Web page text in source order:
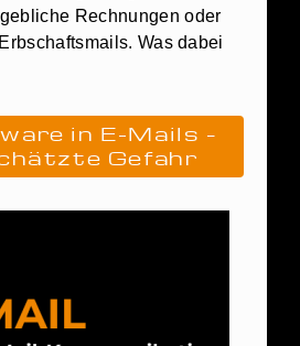
Rechnungen oder
Was dabei
in E-Mails –
Gefahr